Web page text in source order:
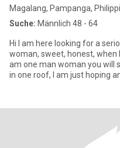
Magalang, Pampanga,
Suche: Männlich 48 - 64
Hi I am here looking for a
woman, sweet, honest, when
am one man woman you will
in one roof, I am just hoping